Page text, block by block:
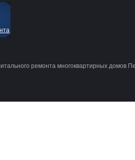
ремонта многоквартирных домов